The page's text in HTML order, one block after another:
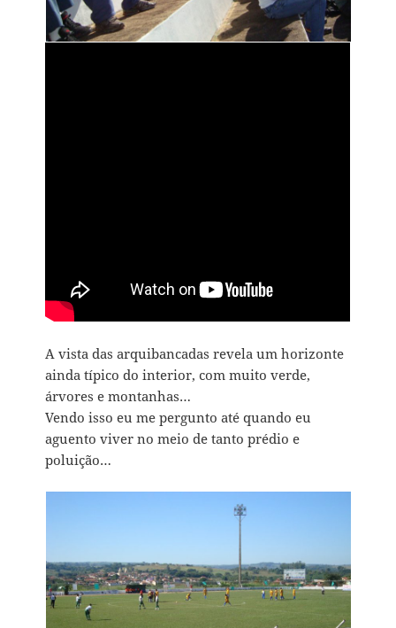
A vista das arquibancadas revela um horizonte
ainda típico do interior, com muito verde,
árvores e montanhas…
Vendo isso eu me pergunto até quando eu
aguento viver no meio de tanto prédio e
poluição…